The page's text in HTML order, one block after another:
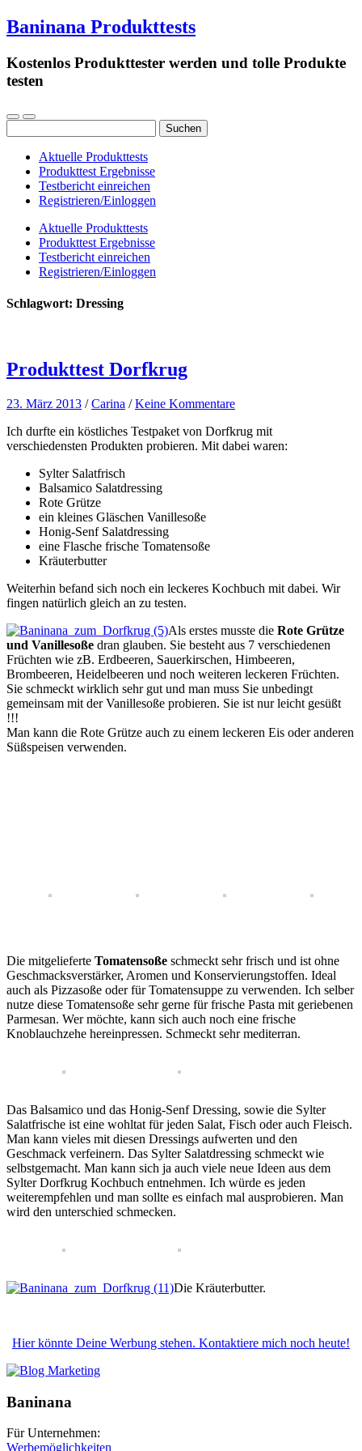
Baninana Produkttests
Kostenlos Produkttester werden und tolle Produkte
testen
nach:
Aktuelle Produkttests
Produkttest Ergebnisse
Testbericht einreichen
Registrieren/Einloggen
Aktuelle Produkttests
Produkttest Ergebnisse
Testbericht einreichen
Registrieren/Einloggen
Schlagwort: Dressing
Produkttest Dorfkrug
23. März 2013 /Carina /Keine Kommentare
Ich durfte ein köstliches Testpaket von Dorfkrug mit
verschiedensten Produkten probieren. Mit dabei waren:
Sylter Salatfrisch
Balsamico Salatdressing
Rote Grütze
ein kleines Gläschen Vanillesoße
Honig-Senf Salatdressing
eine Flasche frische Tomatensoße
Kräuterbutter
Weiterhin befand sich noch ein leckeres Kochbuch mit dabei. Wir
fingen natürlich gleich an zu testen.
Als erstes musste die Rote Grütze
und Vanillesoße dran glauben. Sie besteht aus 7 verschiedenen
Früchten wie zB. Erdbeeren, Sauerkirschen, Himbeeren,
Brombeeren, Heidelbeeren und noch weiteren leckeren Früchten.
Sie schmeckt wirklich sehr gut und man muss Sie unbedingt
gemeinsam mit der Vanillesoße probieren. Sie ist nur leicht gesüßt
!!!
Man kann die Rote Grütze auch zu einem leckeren Eis oder anderen
Süßspeisen verwenden.
Die mitgelieferte Tomatensoße schmeckt sehr frisch und ist ohne
Geschmacksverstärker, Aromen und Konservierungstoffen. Ideal
auch als Pizzasoße oder für Tomatensuppe zu verwenden. Ich selber
nutze diese Tomatensoße sehr gerne für frische Pasta mit geriebenen
Parmesan. Wer möchte, kann sich auch noch eine frische
Knoblauchzehe hereinpressen. Schmeckt sehr mediterran.
Das Balsamico und das Honig-Senf Dressing, sowie die Sylter
Salatfrische ist eine wohltat für jeden Salat, Fisch oder auch Fleisch.
Man kann vieles mit diesen Dressings aufwerten und den
Geschmack verfeinern. Das Sylter Salatdressing schmeckt wie
selbstgemacht. Man kann sich ja auch viele neue Ideen aus dem
Sylter Dorfkrug Kochbuch entnehmen. Ich würde es jeden
weiterempfehlen und man sollte es einfach mal ausprobieren. Man
wird den unterschied schmecken.
Die Kräuterbutter.
Hier könnte Deine Werbung stehen. Kontaktiere mich noch heute!
Baninana
Für Unternehmen:
Werbemöglichkeiten